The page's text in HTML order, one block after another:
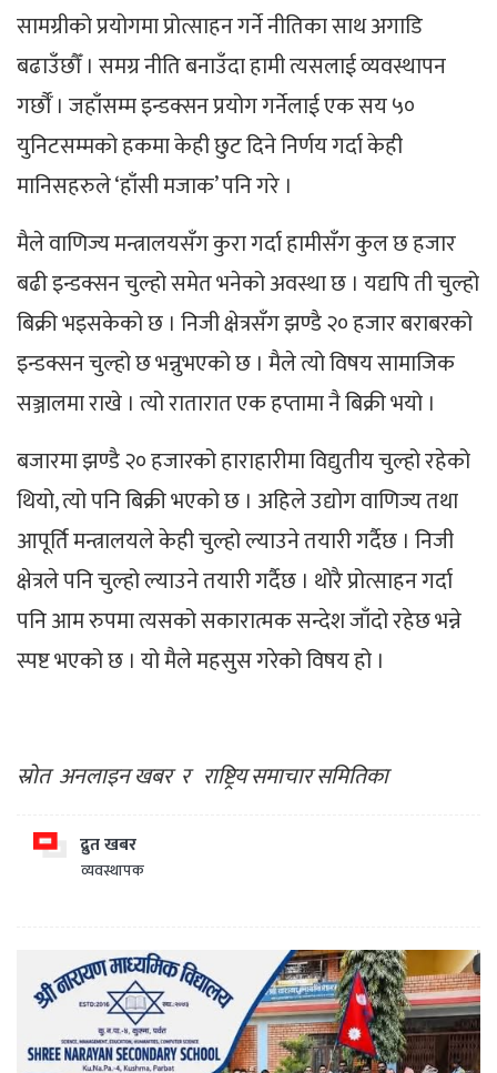
सामग्रीको प्रयोगमा प्रोत्साहन गर्ने नीतिका साथ अगाडि
बढाउँछौँ । समग्र नीति बनाउँदा हामी त्यसलाई व्यवस्थापन
गर्छौँ । जहाँसम्म इन्डक्सन प्रयोग गर्नेलाई एक सय ५०
युनिटसम्मको हकमा केही छुट दिने निर्णय गर्दा केही
मानिसहरुले ‘हाँसी मजाक’ पनि गरे ।
मैले वाणिज्य मन्त्रालयसँग कुरा गर्दा हामीसँग कुल छ हजार
बढी इन्डक्सन चुल्हो समेत भनेको अवस्था छ । यद्यपि ती चुल्हो
बिक्री भइसकेको छ । निजी क्षेत्रसँग झण्डै २० हजार बराबरको
इन्डक्सन चुल्हो छ भन्नुभएको छ । मैले त्यो विषय सामाजिक
सञ्जालमा राखे । त्यो रातारात एक हप्तामा नै बिक्री भयो ।
बजारमा झण्डै २० हजारको हाराहारीमा विद्युतीय चुल्हो रहेको
थियो, त्यो पनि बिक्री भएको छ । अहिले उद्योग वाणिज्य तथा
आपूर्ति मन्त्रालयले केही चुल्हो ल्याउने तयारी गर्दैछ । निजी
क्षेत्रले पनि चुल्हो ल्याउने तयारी गर्दैछ । थोरै प्रोत्साहन गर्दा
पनि आम रुपमा त्यसको सकारात्मक सन्देश जाँदो रहेछ भन्ने
स्पष्ट भएको छ । यो मैले महसुस गरेको विषय हो ।
स्रोत अनलाइन खबर र राष्ट्रिय समाचार समितिका
द्रुत खबर
व्यवस्थापक